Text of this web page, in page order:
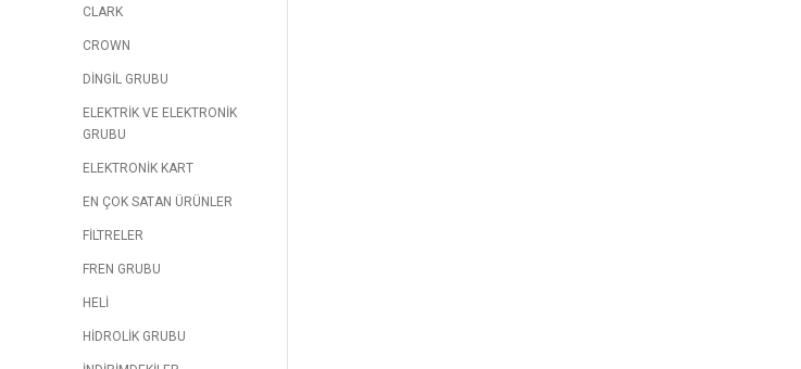
CLARK
CROWN
DİNGİL GRUBU
ELEKTRİK VE ELEKTRONİK
GRUBU
ELEKTRONİK KART
EN ÇOK SATAN ÜRÜNLER
FİLTRELER
FREN GRUBU
HELİ
HİDROLİK GRUBU